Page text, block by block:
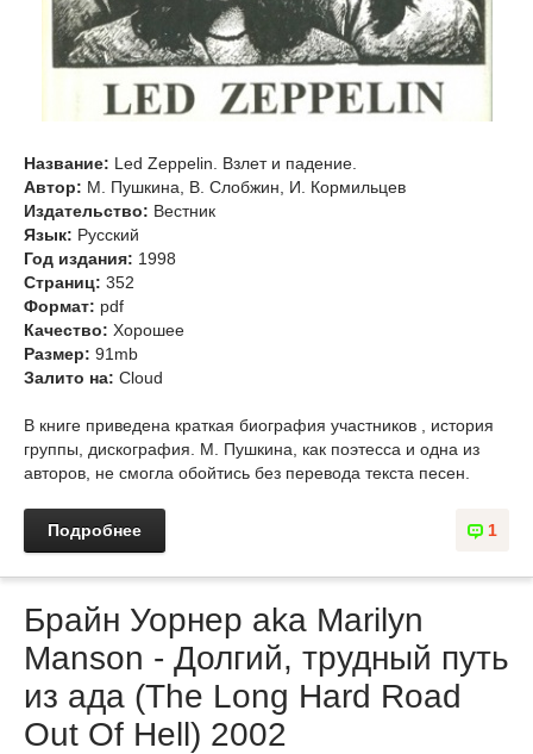
Название: Led Zeppelin. Взлет и падение.
Автор: М. Пушкина, В. Слобжин, И. Кормильцев
Издательство: Вестник
Язык: Русский
Год издания: 1998
Страниц: 352
Формат: pdf
Качество: Хорошее
Размер: 91mb
Залито на: Cloud
В книге приведена краткая биография участников , история
группы, дискография. М. Пушкина, как поэтесса и одна из
авторов, не смогла обойтись без перевода текста песен.
1
Подробнее
Брайн Уорнер aka Marilyn
Manson - Долгий, трудный путь
из ада (The Long Hard Road
Out Of Hell) 2002